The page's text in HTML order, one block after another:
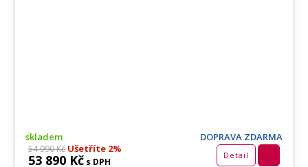
skladem DOPRAVA ZDARMA
54 990 KčUšetříte 2%
53 890 Kč s DPH
Detail